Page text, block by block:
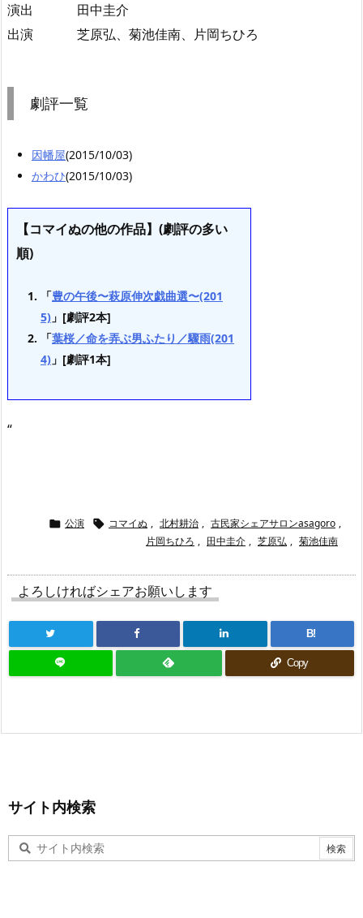
演出
田中圭介
出演
芝原弘、菊池佳南、片岡ちひろ
劇評一覧
因幡屋(2015/10/03)
かわひ(2015/10/03)
【コマイぬの他の作品】(劇評の多い
順)
「豊の午後〜萩原伸次戯曲選〜(201
5) 」[劇評2本]
「葉桜／命を弄ぶ男ふたり／驟雨(201
4) 」[劇評1本]
“
 公演  コマイぬ , 北村耕治 , 古民家シェアサロンasagoro ,
片岡ちひろ , 田中圭介 , 芝原弘 , 菊池佳南
よろしければシェアお願いします
B!
Copy
サイト内検索